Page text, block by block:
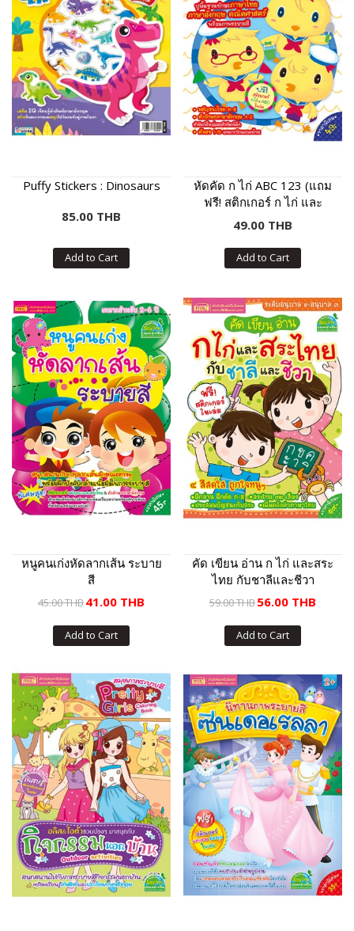
Puffy Stickers : Dinosaurs
85.00 THB
Add to Cart
หัดคัด ก ไก่ ABC 123 (แถม
ฟรี! สติกเกอร์ ก ไก่ และ
ABC)
49.00 THB
Add to Cart
หนูคนเก่งหัดลากเส้น ระบาย
สี
45.00 THB41.00 THB
Add to Cart
คัด เขียน อ่าน ก ไก่ และสระ
ไทย กับชาลีและชีวา
59.00 THB56.00 THB
Add to Cart